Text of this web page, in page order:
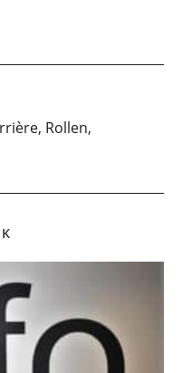
Rollen,